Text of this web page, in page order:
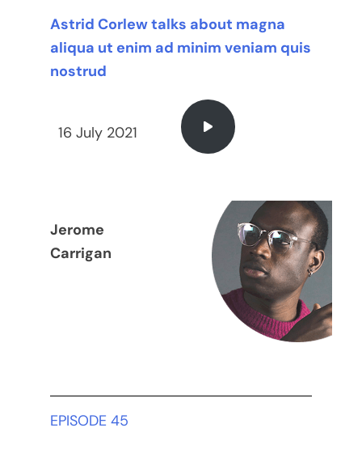
Astrid Corlew talks about magna
aliqua ut enim ad minim veniam quis
nostrud
16 July 2021
Jerome
Carrigan
EPISODE 45